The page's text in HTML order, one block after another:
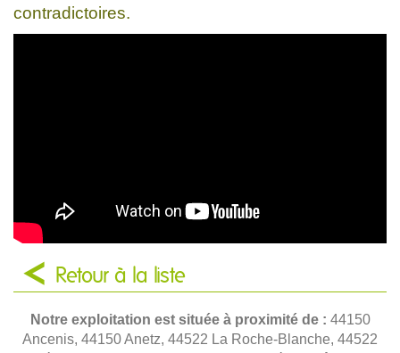
contradictoires.
Retour à la liste
Notre exploitation est située à proximité de : 44150
Ancenis, 44150 Anetz, 44522 La Roche-Blanche, 44522